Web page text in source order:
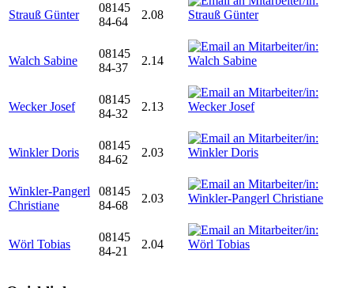
Strauß Günter
08145
84-64
2.08
Walch Sabine
08145
84-37
2.14
Wecker Josef
08145
84-32
2.13
Winkler Doris
08145
84-62
2.03
Winkler-Pangerl
Christiane
08145
84-68
2.03
Wörl Tobias
08145
84-21
2.04